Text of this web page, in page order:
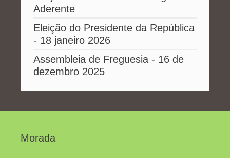
Aderente
Eleição do Presidente da República
- 18 janeiro 2026
Assembleia de Freguesia - 16 de
dezembro 2025
Morada